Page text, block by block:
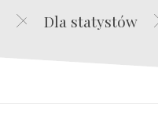
Dla statystów